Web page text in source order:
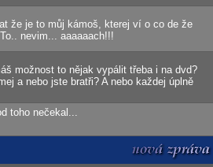
že je to můj kámoš, kterej ví o co de že
nevim... aaaaaach!!!
možnost to nějak vypálit třeba i na dvd?
a nebo jste bratři? A nebo každej úplně
toho nečekal...